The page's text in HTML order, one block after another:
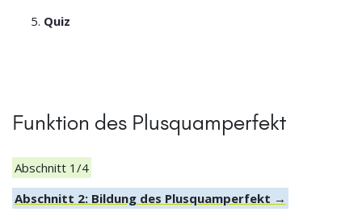
Quiz
Funktion des Plusquamperfekt
Abschnitt 1/4
Abschnitt 2: Bildung des Plusquamperfekt →